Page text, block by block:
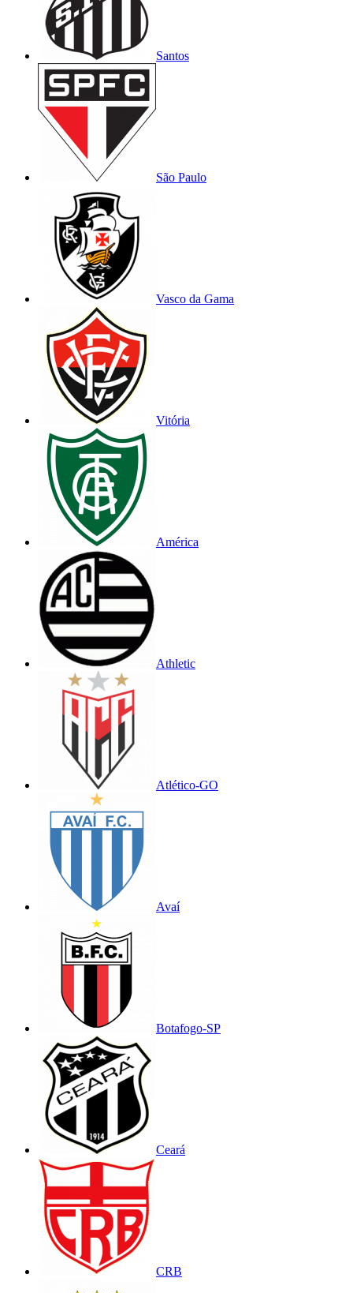
Santos
São Paulo
Vasco da Gama
Vitória
América
Athletic
Atlético-GO
Avaí
Botafogo-SP
Ceará
CRB